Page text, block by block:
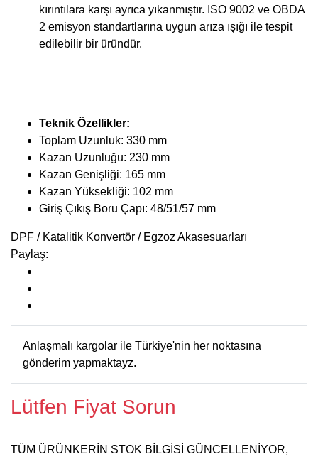
kırıntılara karşı ayrıca yıkanmıştır. ISO 9002 ve OBDA
2 emisyon standartlarına uygun arıza ışığı ile tespit
edilebilir bir üründür.
Teknik Özellikler:
Toplam Uzunluk: 330 mm
Kazan Uzunluğu: 230 mm
Kazan Genişliği: 165 mm
Kazan Yüksekliği: 102 mm
Giriş Çıkış Boru Çapı: 48/51/57 mm
DPF / Katalitik Konvertör / Egzoz Akasesuarları
Paylaş:
Anlaşmalı kargolar ile Türkiye'nin her noktasına
gönderim yapmaktayz.
Lütfen Fiyat Sorun
TÜM ÜRÜNKERİN STOK BİLGİSİ GÜNCELLENİYOR,